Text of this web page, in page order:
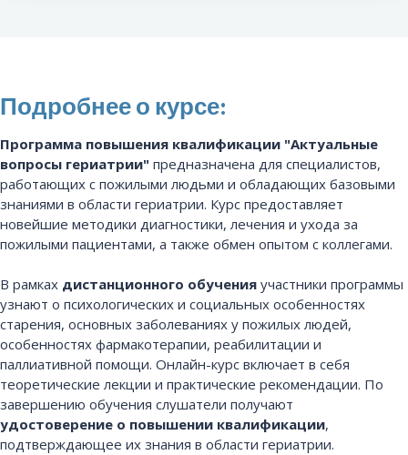
Подробнее о курсе:
Программа повышения квалификации "Актуальные
вопросы гериатрии" предназначена для специалистов,
работающих с пожилыми людьми и обладающих базовыми
знаниями в области гериатрии. Курс предоставляет
новейшие методики диагностики, лечения и ухода за
пожилыми пациентами, а также обмен опытом с коллегами.
В рамках дистанционного обучения участники программы
узнают о психологических и социальных особенностях
старения, основных заболеваниях у пожилых людей,
особенностях фармакотерапии, реабилитации и
паллиативной помощи. Онлайн-курс включает в себя
теоретические лекции и практические рекомендации. По
завершению обучения слушатели получают
удостоверение о повышении квалификации,
подтверждающее их знания в области гериатрии.